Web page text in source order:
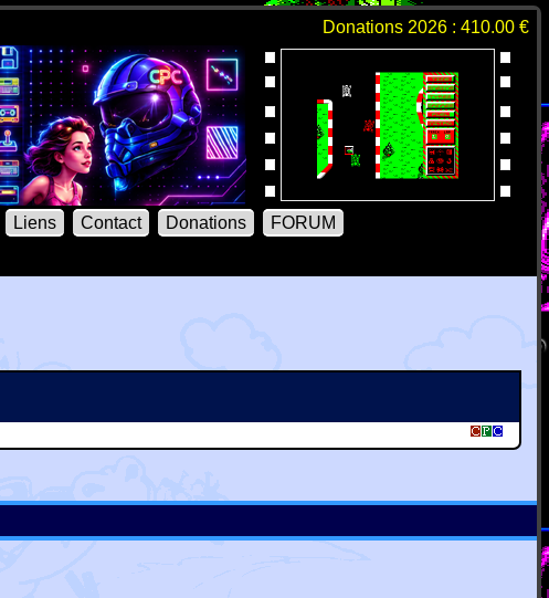
Donations 2026 : 410.00 €
Liens Contact Donations
FORUM